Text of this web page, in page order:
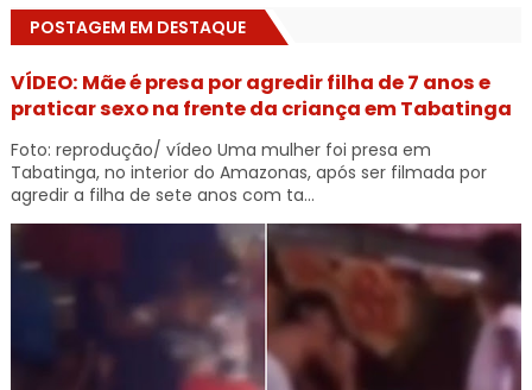
POSTAGEM EM DESTAQUE
VÍDEO: Mãe é presa por agredir filha de 7 anos e
praticar sexo na frente da criança em Tabatinga
Foto: reprodução/ vídeo Uma mulher foi presa em
Tabatinga, no interior do Amazonas, após ser filmada por
agredir a filha de sete anos com ta...